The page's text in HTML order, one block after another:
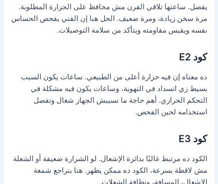
يفصل. ساعتها تلاقي الفرن مش محافظ على الحرارة المطلوبة.
مرة سخن زيادة، ومرة ضعيف. الحل هنا إن الفني يفحص الحساس
نفسه ويقيس مقاومته ويتأكد من سلامة التوصيلات.
كود E2
ده معناه إن فيه حرارة أعلى من الطبيعي. ساعات يكون السبب
بسيط زي انسداد في التهوية، وساعات يكون فيه مشكلة في
التحكم الحراري. أهم حاجة ما تسيبش الجهاز شغال وتفصل
استخدامه لحين الفحص.
كود E3
الكود ده مرتبط غالبًا بدائرة الإشعال. لو الشرارة ضعيفة أو الشعلة
مش لاقطة بسرعة، الكود ده ممكن يظهر. هنا بنراجع شمعة
الإشعال، المسافة، ونظافة الشعلات.